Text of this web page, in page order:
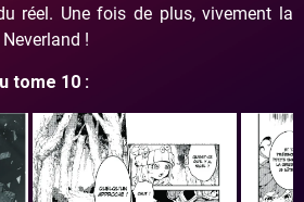
réel. Une fois de plus, vivement la
!
tome 10 :